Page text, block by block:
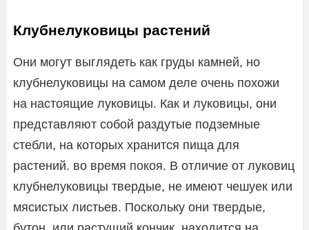
Клубнелуковицы растений
Они могут выглядеть как груды камней, но
клубнелуковицы на самом деле очень похожи
на настоящие луковицы. Как и луковицы, они
представляют собой раздутые подземные
стебли, на которых хранится пища для
растений. во время покоя. В отличие от луковиц
клубнелуковицы твердые, не имеют чешуек или
мясистых листьев. Поскольку они твердые,